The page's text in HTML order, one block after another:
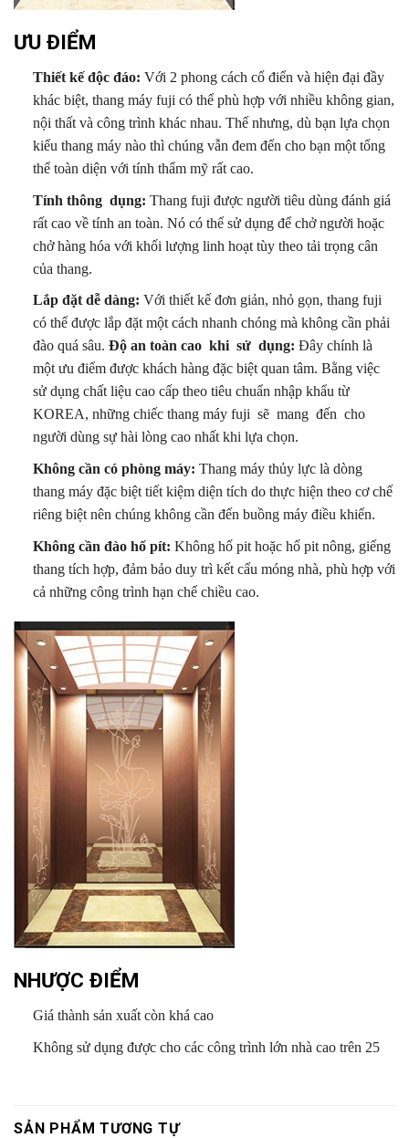
ƯU ĐIỂM
Thiết kế độc đáo: Với 2 phong cách cổ điển và hiện đại đầy
khác biệt, thang máy fuji có thể phù hợp với nhiều không gian,
nội thất và công trình khác nhau. Thế nhưng, dù bạn lựa chọn
kiểu thang máy nào thì chúng vẫn đem đến cho bạn một tổng
thể toàn diện với tính thẩm mỹ rất cao.
Tính thông dụng: Thang fuji được người tiêu dùng đánh giá
rất cao về tính an toàn. Nó có thể sử dụng để chở người hoặc
chở hàng hóa với khối lượng linh hoạt tùy theo tải trọng cân
của thang.
Lắp đặt dễ dàng: Với thiết kế đơn giản, nhỏ gọn, thang fuji
có thể được lắp đặt một cách nhanh chóng mà không cần phải
đào quá sâu. Độ an toàn cao khi sử dụng: Đây chính là
một ưu điểm được khách hàng đặc biệt quan tâm. Bằng việc
sử dụng chất liệu cao cấp theo tiêu chuẩn nhập khẩu từ
KOREA, những chiếc thang máy fuji sẽ mang đến cho
người dùng sự hài lòng cao nhất khi lựa chọn.
Không cần có phòng máy: Thang máy thủy lực là dòng
thang máy đặc biệt tiết kiệm diện tích do thực hiện theo cơ chế
riêng biệt nên chúng không cần đến buồng máy điều khiển.
Không cần đào hố pít: Không hố pit hoặc hố pit nông, giếng
thang tích hợp, đảm bảo duy trì kết cấu móng nhà, phù hợp với
cả những công trình hạn chế chiều cao.
NHƯỢC ĐIỂM
Giá thành sản xuất còn khá cao
Không sử dụng được cho các công trình lớn nhà cao trên 25
SẢN PHẨM TƯƠNG TỰ